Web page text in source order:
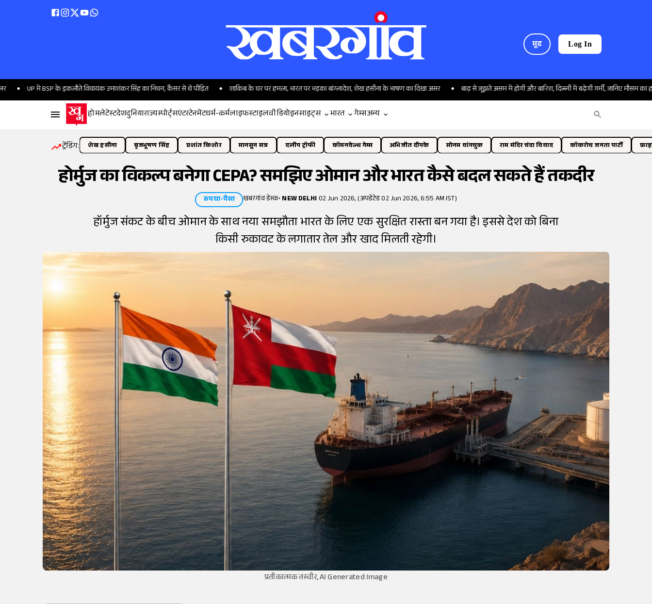
मूड Log In
में BSP के इकलौते विधायक उमाशंकर सिंह का निधन, कैंसर से थे पीड़ित शाकिब के घर पर हमला, भारत पर भड़का बांग्लादेश, शेख हसीना के भाषण का दिखा असर बाढ़ से जूझते असम में होगी और बारिश, दिल्ली में बढ़ेगी गर्मी, जानिए मौसम का हाल
होमलेटेस्टदेशदुनियाराज्यस्पोर्ट्सएंटरटेनमेंटधर्म-कर्मलाइफस्टाइलवीडियोइनसाइट्स भारत गेम्सअन्य
ट्रेंडिंग: शेख हसीना बृजभूषण सिंह प्रशांत किशोर मानसून सत्र दलीप ट्रॉफी कॉमनवेल्थ गेम्स अभिजीत दीपके सोनम वांगचुक राम मंदिर चंदा विवाद कॉकरोच जनता पार्टी
होर्मुज का विकल्प बनेगा CEPA? समझिए ओमान और भारत कैसे बदल सकते हैं तकदीर
रुपया-पैसा खबरगांव डेस्क•NEW DELHI02 Jun 2026, (अपडेटेड 02 Jun 2026, 6:55 AM IST)
हॉर्मुज संकट के बीच ओमान के साथ नया समझौता भारत के लिए एक सुरक्षित रास्ता बन गया है। इससे देश को बिना
किसी रुकावट के लगातार तेल और खाद मिलती रहेगी।
प्रतीकात्मक तस्वीर, AI Generated Image